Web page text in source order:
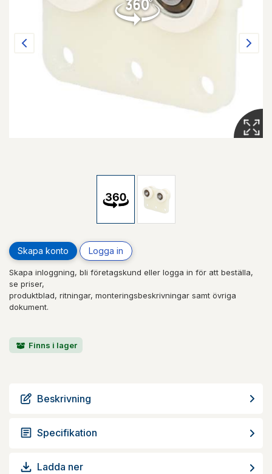
Skapa konto Logga in
Skapa inloggning, bli företagskund eller logga in för att beställa,
se priser,
produktblad, ritningar, monteringsbeskrivningar samt övriga
dokument.
Finns i lager
Beskrivning
Specifikation
Ladda ner